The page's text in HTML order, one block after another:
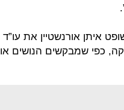
איתן אורנשטיין את עו”ד
כפי שמבקשים הנושים או